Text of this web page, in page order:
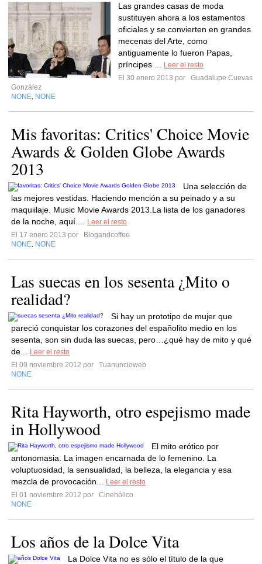
Las grandes casas de moda
sustituyen ahora a los estamentos
oficiales y se convierten en grandes
mecenas del Arte, como
antiguamente lo fueron Papas,
príncipes ...
Leer el resto
El 30 enero 2013 por
Guadalupe Cuevas
González
NONE NONE
Mis favoritas: Critics' Choice Movie
Awards & Golden Globe Awards
2013
Una selección de
las mejores vestidas. Haciendo mención a su peinado y a su
maquiilaje. Music Movie Awards 2013.La lista de los ganadores
de la noche, aquí....
Leer el resto
El 17 enero 2013 por
Blogandcoffee
NONE NONE
Las suecas en los sesenta ¿Mito o
realidad?
Si hay un prototipo de mujer que
pareció conquistar los corazones del españolito medio en los
sesenta, son sin duda las suecas, pero…¿qué hay de mito y qué
de...
Leer el resto
El 09 noviembre 2012 por
Tuanuncioweb
NONE
Rita Hayworth, otro espejismo made
in Hollywood
El mito erótico por
antonomasia. La imagen encarnada de lo femenino. La
voluptuosidad, la sensualidad, la belleza, la elegancia y esa
mezcla de provocación...
Leer el resto
El 01 noviembre 2012 por
Cinehólico
NONE
Los años de la Dolce Vita
La Dolce Vita no es sólo el título de la que